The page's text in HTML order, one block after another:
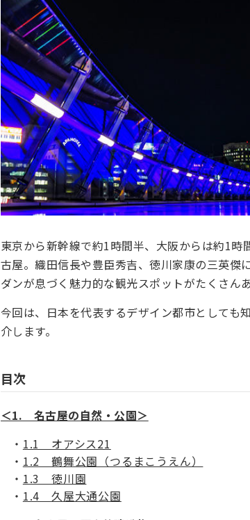
東京から新幹線で約1時間半、大阪からは約1時
古屋。織田信長や豊臣秀吉、徳川家康の三英傑
ダンが息づく魅力的な観光スポットがたくさんあ
今回は、日本を代表するデザイン都市としても
介します。
目次
＜1. 名古屋の自然・公園＞
1.1 オアシス21
1.2 鶴舞公園（つるまこうえん）
1.3 徳川園
1.4 久屋大通公園